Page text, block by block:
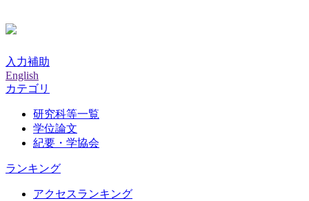
入力補助
English
カテゴリ
研究科等一覧
学位論文
紀要・学協会
ランキング
アクセスランキング